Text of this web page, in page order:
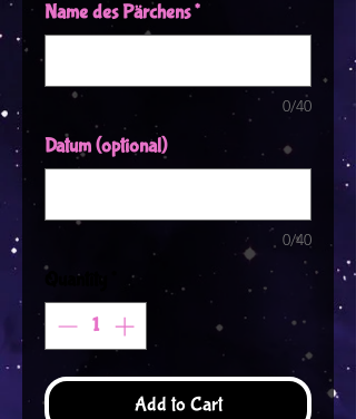
Name des Pärchens*
0/40
Datum (optional)
0/40
Quantity
Add to Cart